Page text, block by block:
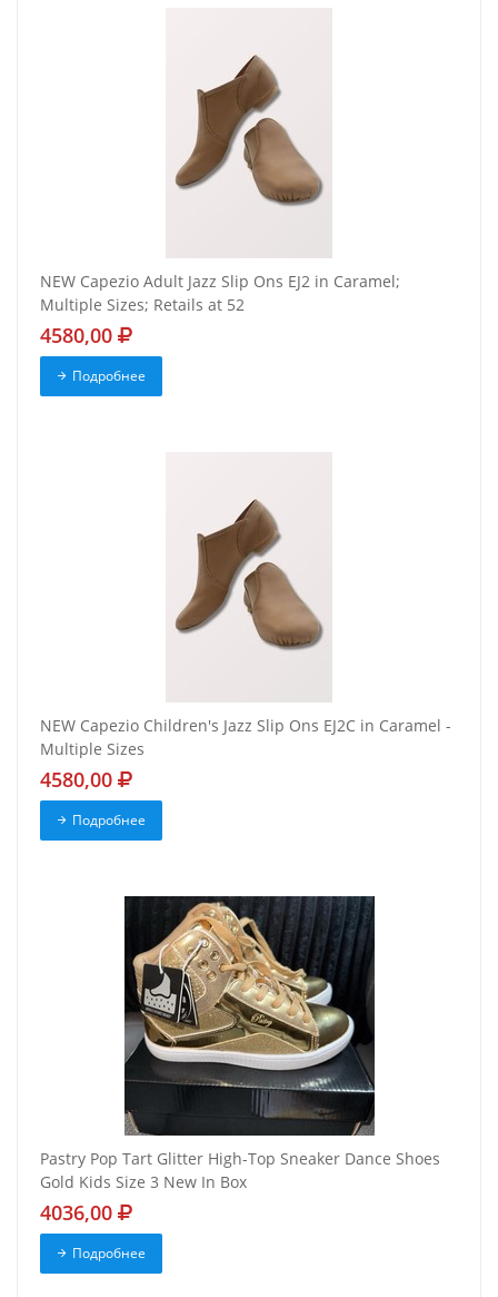
NEW Capezio Adult Jazz Slip Ons EJ2 in Caramel;
Multiple Sizes; Retails at 52
4580,00
Подробнее
NEW Capezio Children's Jazz Slip Ons EJ2C in Caramel -
Multiple Sizes
4580,00
Подробнее
Pastry Pop Tart Glitter High-Top Sneaker Dance Shoes
Gold Kids Size 3 New In Box
4036,00
Подробнее